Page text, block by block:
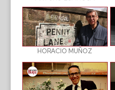
HORACIO MUÑOZ